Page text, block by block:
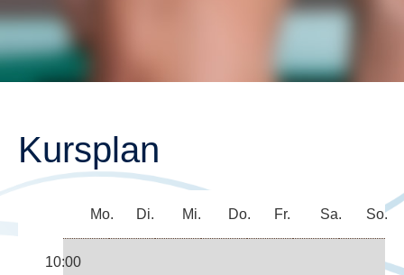
Kursplan
Mo. Di. Mi. Do. Fr. Sa. So.
10:00